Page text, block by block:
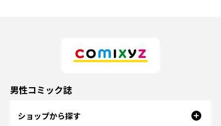
男性コミック誌
ショップから探す